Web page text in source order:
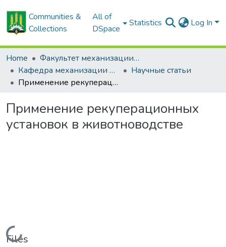
Communities &
Collections
All of
DSpace
Statistics Log In
Home
Факультет механизации сельского хозяйства
Кафедра механизации животноводства и электрификации сельскохозяйственного производства
Научные статьи
Применение рекуперационных установок в животноводстве
Применение рекуперационных
установок в животноводстве
Loading...
Files